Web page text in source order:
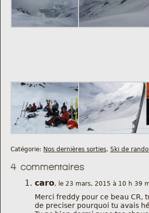
Catégorie: Nos dernières sorties, Ski de
4 commentaires
caro, le 23 mars, 2015 à 10 h 39
Merci freddy pour ce beau CR,
de preciser pourquoi tu avais